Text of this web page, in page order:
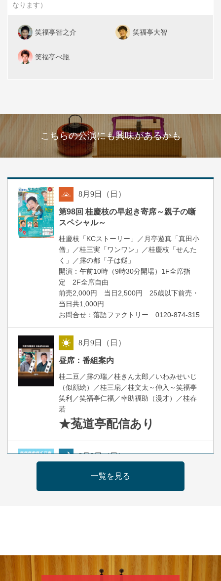
なります）
笑福亭智之介 笑福亭大智
笑福亭べ瓶
こちらの公演にも興味があるかも
8月9日（日）
第98回 桂慶枝の早起き寄席～親子の噺
スペシャル～
桂慶枝「KCストーリー」／月亭遊真「真田小
僧」／桂三実「ワンワン」／桂慶枝「せんた
く」／露の都「子は鎹」
開演：午前10時（9時30分開場）1F全席指
定 2F全席自由
前売2,000円 当日2,500円 25歳以下前売・
当日共1,000円
お問合せ：落語ファクトリー 0120-874-315
8月9日（日）
昼席：番組案内
桂二豆／露の瑞／桂きん太郎／いわみせいじ
（似顔絵）／桂三扇／桂文太～仲入～笑福亭
笑利／笑福亭仁福／幸助福助（漫才）／桂春
若
★菟道亭配信あり
8月9日（日）
らららのらくご会④
桂雀太「まんじゅうこわい」／桂三度「青
お問合せ：らららのらくご会予約事務局
090-6976-1777 email：
lalalanorakugo@gmail.com
一覧を見る